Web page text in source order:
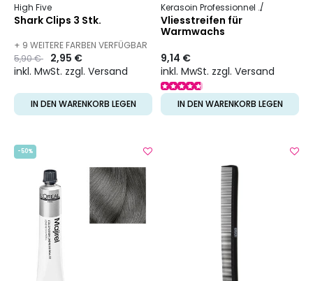
High Five
Shark Clips 3 Stk.
+ 9 WEITERE FARBEN VERFÜGBAR
Preis
5,90 €to 2,95 €
inkl. MwSt. zzgl. Versand
IN DEN WARENKORB LEGEN
Kerasoin Professionnel
Vliesstreifen für
Warmwachs
9,14 €
inkl. MwSt. zzgl. Versand
IN DEN WARENKORB LEGEN
-50%